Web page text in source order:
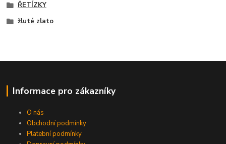
ŘETÍZKY
žluté zlato
Informace pro zákazníky
O nás
Obchodní podmínky
Platební podmínky